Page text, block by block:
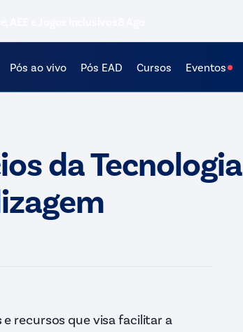
Pós ao vivo Pós EAD Cursos Eventos
da Tecnologia
recursos que visa facilitar a